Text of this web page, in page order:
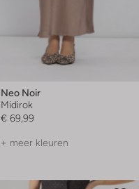
Neo Noir
Midirok
€ 69,99
+ meer kleuren